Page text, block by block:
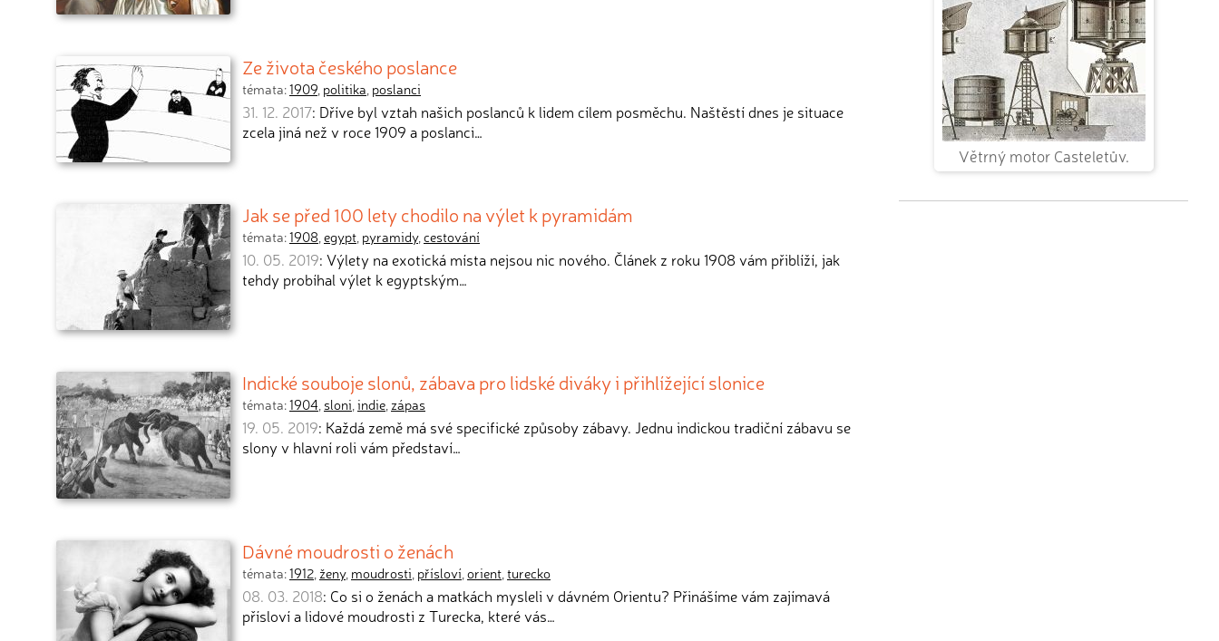
Ze života českého poslance
témata:1909, politika, poslanci
31. 12. 2017: Dříve byl vztah našich poslanců k lidem cílem posměchu. Naštěstí dnes je situace
zcela jiná než v roce 1909 a poslanci…
Jak se před 100 lety chodilo na výlet k pyramidám
témata:1908,egypt, pyramidy,cestování
10. 05. 2019: Výlety na exotická místa nejsou nic nového. Článek z roku 1908 vám přiblíží, jak
tehdy probíhal výlet k egyptským…
Indické souboje slonů, zábava pro lidské diváky i přihlížející slonice
témata:1904, sloni,indie, zápas
19. 05. 2019: Každá země má své specifické způsoby zábavy. Jednu indickou tradiční zábavu se
slony v hlavní roli vám představí…
Dávné moudrosti o ženách
témata:1912, ženy, moudrosti, přísloví,orient,turecko
08. 03. 2018: Co si o ženách a matkách mysleli v dávném Orientu? Přinášíme vám zajímavá
přísloví a lidové moudrosti z Turecka, které vás…
Větrný motor Casteletův.